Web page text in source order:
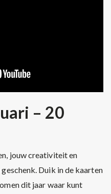
– 20
jouw creativiteit en
Duik in de kaarten
dit jaar waar kunt